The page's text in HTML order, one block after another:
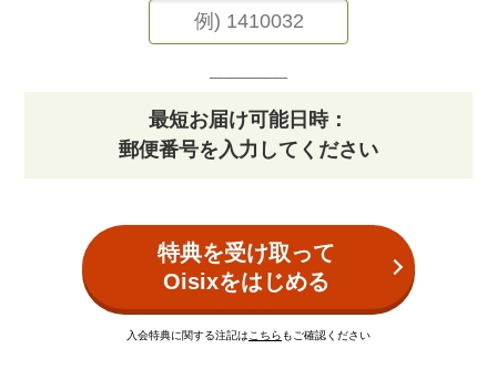
最短お届け可能日時：
郵便番号を入力してください
特典を受け取って
Oisixをはじめる
入会特典に関する注記はこちら もご確認ください